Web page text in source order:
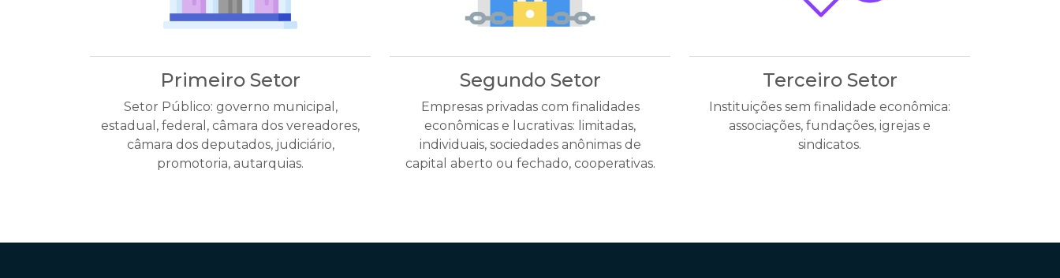
Primeiro Setor
Setor Público: governo municipal,
estadual, federal, câmara dos vereadores,
câmara dos deputados, judiciário,
promotoria, autarquias.
Segundo Setor
Empresas privadas com finalidades
econômicas e lucrativas: limitadas,
individuais, sociedades anônimas de
capital aberto ou fechado, cooperativas.
Terceiro Setor
Instituições sem finalidade econômica:
associações, fundações, igrejas e
sindicatos.